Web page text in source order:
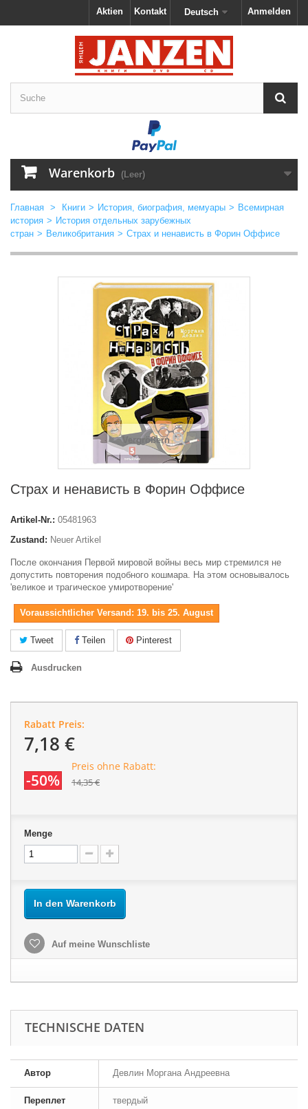
Anmelden
Deutsch
Kontakt
Aktien
Warenkorb (Leer)
Главная > Книги > История, биография, мемуары > Всемирная
история > История отдельных зарубежных
стран > Великобритания > Страх и ненависть в Форин Оффисе
Vergrößern
Страх и ненависть в Форин Оффисе
Artikel-Nr.: 05481963
Zustand: Neuer Artikel
После окончания Первой мировой войны весь мир стремился не
допустить повторения подобного кошмара. На этом основывалось
'великое и трагическое умиротворение'
Voraussichtlicher Versand: 19. bis 25. August
Tweet Teilen Pinterest
Ausdrucken
Rabatt Preis:
7,18 €
-50%
Preis ohne Rabatt:
14,35 €
Menge
In den Warenkorb
Auf meine Wunschliste
TECHNISCHE DATEN
Автор Девлин Моргана Андреевна
Переплет твердый